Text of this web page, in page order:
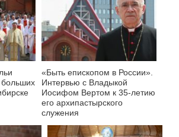
больших
«Быть епископом в России».
Интервью с Владыкой
Иосифом Вертом к 35-летию
его архипастырского
служения